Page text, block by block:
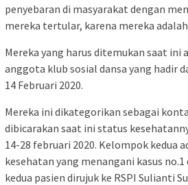
penyebaran di masyarakat dengan
mereka tertular, karena mereka
Mereka yang harus ditemukan saat ini
anggota klub sosial dansa yang hadir
14 Februari 2020.
Mereka ini dikategorikan sebagai
dibicarakan saat ini status
14-28 februari 2020. Kelompok kedua
kesehatan yang menangani kasus no.1
kedua pasien dirujuk ke RSPI Sulianti